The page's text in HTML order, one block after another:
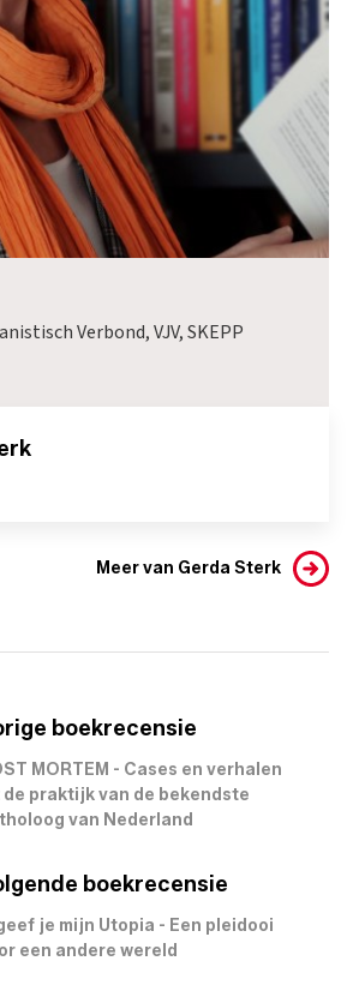
Verbond, VJV, SKEPP
Meer van Gerda Sterk
boekrecensie
MORTEM - Cases en verhalen
de praktijk van de bekendste
van Nederland
boekrecensie
geef je mijn Utopia - Een pleidooi
een andere wereld